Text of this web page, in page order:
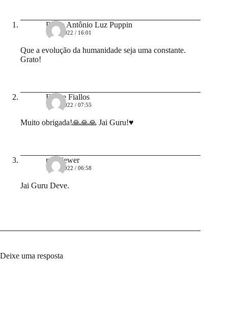
Pedro Antônio Luz Puppin
16/04/2022 / 16:01
Que a evolução da humanidade seja uma constante.
Grato!
Eliane Fiallos
16/04/2022 / 07:55
Muito obrigada!🙏🙏🙏 Jai Guru!♥️
pepviewer
16/04/2022 / 06:58
Jai Guru Deve.
Deixe uma resposta